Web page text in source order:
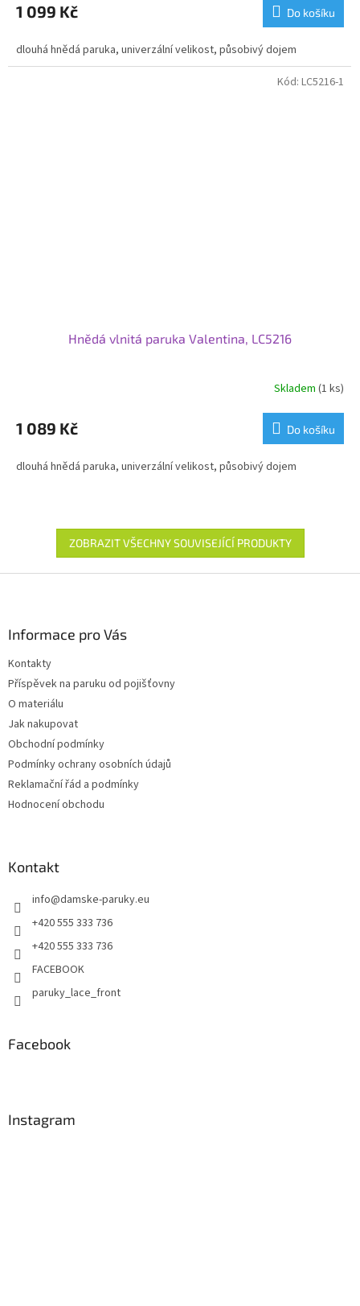
1 099 Kč Do košíku
dlouhá hnědá paruka, univerzální velikost, působivý dojem
Hnědá vlnitá paruka Valentina, LC5216
Skladem (1 ks)
1 089 Kč Do košíku
dlouhá hnědá paruka, univerzální velikost, působivý dojem
Kód: LC5216-1
ZOBRAZIT VŠECHNY SOUVISEJÍCÍ PRODUKTY
Informace pro Vás
Kontakty
Příspěvek na paruku od pojišťovny
O materiálu
Jak nakupovat
Obchodní podmínky
Podmínky ochrany osobních údajů
Reklamační řád a podmínky
Hodnocení obchodu
Kontakt
info@damske-paruky.eu
+420 555 333 736
+420 555 333 736
FACEBOOK
paruky_lace_front
Facebook
Instagram